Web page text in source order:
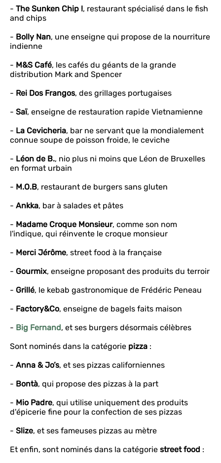
- The Sunken Chip !, restaurant spécialisé dans le fish
and chips
- Bolly Nan, une enseigne qui propose de la nourriture
indienne
- M&S Café, les cafés du géants de la grande
distribution Mark and Spencer
- Rei Dos Frangos, des grillages portugaises
- Saï, enseigne de restauration rapide Vietnamienne
- La Cevicheria, bar ne servant que la mondialement
connue soupe de poisson froide, le ceviche
- Léon de B., nio plus ni moins que Léon de Bruxelles
en format urbain
- M.O.B, restaurant de burgers sans gluten
- Ankka, bar à salades et pâtes
- Madame Croque Monsieur, comme son nom
l'indique, qui réinvente le croque monsieur
- Merci Jérôme, street food à la française
- Gourmix, enseigne proposant des produits du terroir
- Grillé, le kebab gastronomique de Frédéric Peneau
- Factory&Co, enseigne de bagels faits maison
- Big Fernand, et ses burgers désormais célèbres
Sont nominés dans la catégorie pizza :
- Anna & Jo’s, et ses pizzas californiennes
- Bontà, qui propose des pizzas à la part
- Mio Padre, qui utilise uniquement des produits
d'épicerie fine pour la confection de ses pizzas
- Slize, et ses fameuses pizzas au mètre
Et enfin, sont nominés dans la catégorie street food :